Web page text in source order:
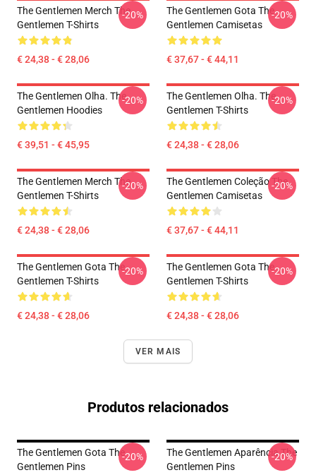
The Gentlemen Merch The
Gentlemen T-Shirts
€ 24,38 - € 28,06
-20%
The Gentlemen Gota The
Gentlemen Camisetas
€ 37,67 - € 44,11
-20%
The Gentlemen Olha. The
Gentlemen Hoodies
€ 39,51 - € 45,95
-20%
The Gentlemen Olha. The
Gentlemen T-Shirts
€ 24,38 - € 28,06
-20%
The Gentlemen Merch The
Gentlemen T-Shirts
€ 24,38 - € 28,06
-20%
The Gentlemen Coleção The
Gentlemen Camisetas
€ 37,67 - € 44,11
-20%
The Gentlemen Gota The
Gentlemen T-Shirts
€ 24,38 - € 28,06
-20%
The Gentlemen Gota The
Gentlemen T-Shirts
€ 24,38 - € 28,06
-20%
VER MAIS
Produtos relacionados
The Gentlemen Gota The
Gentlemen Pins
-20%
The Gentlemen Aparência The
Gentlemen Pins
-20%